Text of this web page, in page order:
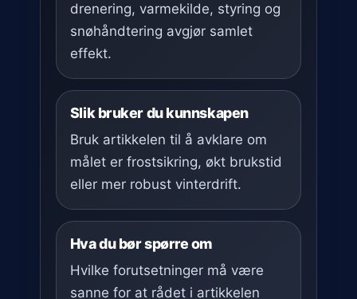
drenering, varmekilde, styring og
snøhåndtering avgjør samlet
effekt.
Slik bruker du kunnskapen
Bruk artikkelen til å avklare om
målet er frostsikring, økt brukstid
eller mer robust vinterdrift.
Hva du bør spørre om
Hvilke forutsetninger må være
sanne for at rådet i artikkelen